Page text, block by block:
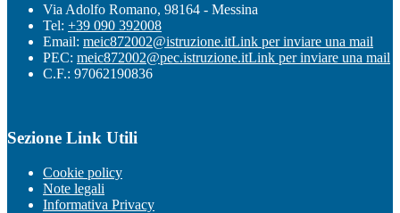
Via Adolfo Romano, 98164 - Messina
Tel: +39 090 392008
Email: meic872002@istruzione.itLink per inviare una mail
PEC: meic872002@pec.istruzione.itLink per inviare una mail
C.F.: 97062190836
Sezione Link Utili
Cookie policy
Note legali
Informativa Privacy